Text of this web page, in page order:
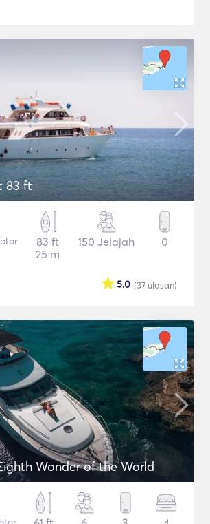
83 ft
83 ft
25 m
150 Jelajah 0
(37 ulasan)
5.0
Wonder of the World